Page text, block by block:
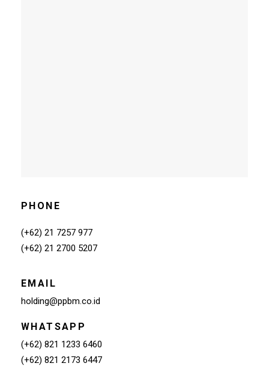
PHONE
(+62) 21 7257 977
(+62) 21 2700 5207
EMAIL
holding@ppbm.co.id
WHATSAPP
(+62) 821 1233 6460
(+62) 821 2173 6447